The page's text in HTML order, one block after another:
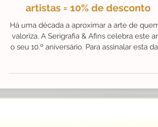
#parabéns
Há uma década a aproximar a arte de quem
valoriza. A Serigrafia & Afins celebra este ano